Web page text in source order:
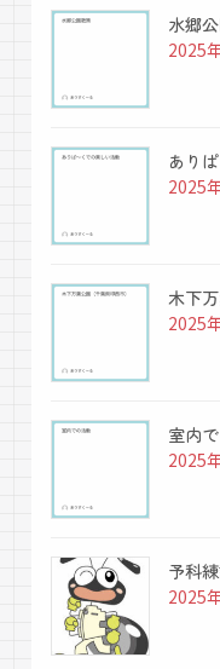
水郷
2025
あり
2025
木下
2025
室内
2025
予科
2025